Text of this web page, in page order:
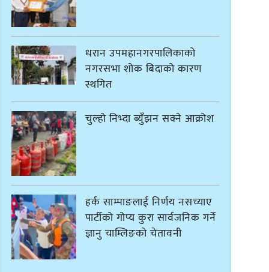
धरान उपमहानगरपालिकाको
नगरसभा शोक बिदाको कारण
स्थगित
चुल्हो निभ्दा ब्युँझन सक्ने आक्रोश
हर्क साम्पाङलाई निर्णय नसच्याए
पार्टीको गोप्य कुरा सार्वजनिक गर्ने
ज्ञानु चाम्लिङको चेतावनी